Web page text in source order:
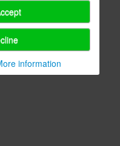
information